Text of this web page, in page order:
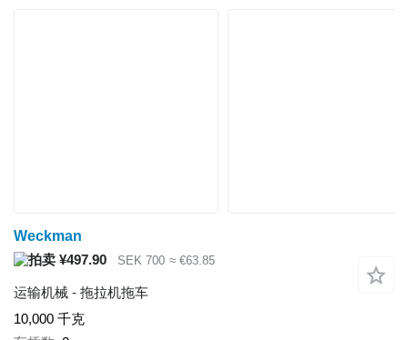
Weckman
¥497.90
SEK 700 ≈ €63.85
运输机械 - 拖拉机拖车
10,000 千克